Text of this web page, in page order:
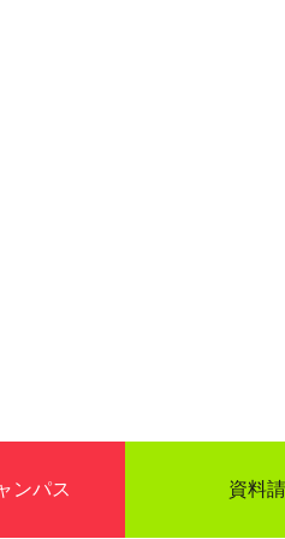
ンパス 資料